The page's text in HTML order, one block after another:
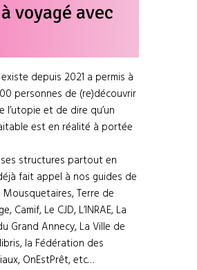
voyagé avec
existe depuis 2021 a permis à
personnes de (re)découvrir
l’utopie et de dire qu’un
est en réalité à portée
structures partout en
fait appel à nos guides de
Mousquetaires, Terre de
Camif, Le CJD, L’INRAE, La
Grand Annecy, La Ville de
la Fédération des
OnEstPrêt, etc…